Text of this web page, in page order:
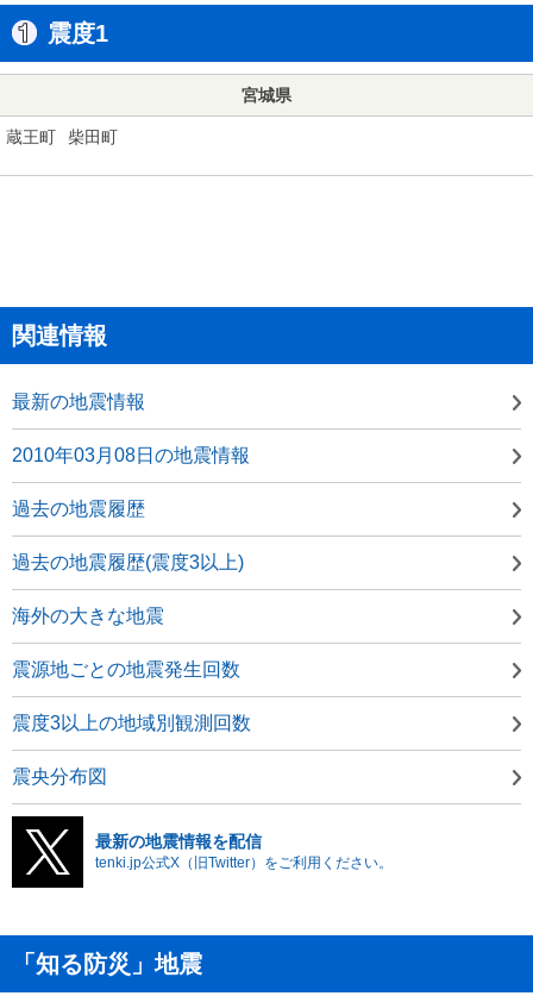
震度1
宮城県
蔵王町 柴田町
関連情報
最新の地震情報
2010年03月08日の地震情報
過去の地震履歴
過去の地震履歴(震度3以上)
海外の大きな地震
震源地ごとの地震発生回数
震度3以上の地域別観測回数
震央分布図
最新の地震情報を配信
tenki.jp公式X（旧Twitter）をご利用ください。
「知る防災」地震